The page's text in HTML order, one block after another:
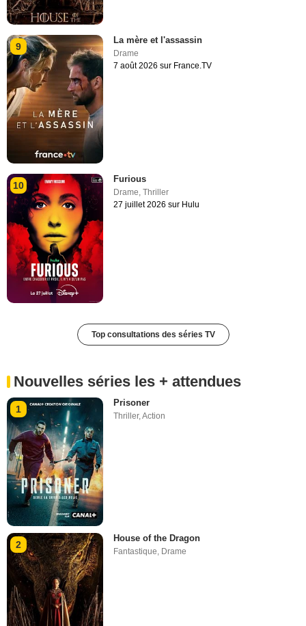
9
La mère et l'assassin
Drame
7 août 2026 sur France.TV
10
Furious
Drame,Thriller
27 juillet 2026 sur Hulu
Top consultations des séries TV
Nouvelles séries les + attendues
1
Prisoner
Thriller,Action
2
House of the Dragon
Fantastique, Drame